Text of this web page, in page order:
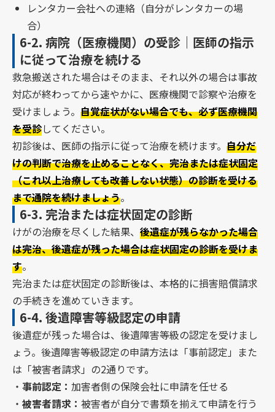
レンタカー会社への連絡（自分がレンタカーの場
合）
6-2. 病院（医療機関）の受診｜医師の指示
に従って治療を続ける
救急搬送された場合はそのまま、それ以外の場合は事故
対応が終わってから速やかに、医療機関で診察や治療を
受けましょう。自覚症状がない場合でも、必ず医療機関
を受診してください。
初診後は、医師の指示に従って治療を続けます。自分だ
けの判断で治療を止めることなく、完治または症状固定
（これ以上治療しても改善しない状態）の診断を受ける
まで通院を続けましょう。
6-3. 完治または症状固定の診断
けがの治療を尽くした結果、後遺症が残らなかった場合
は完治、後遺症が残った場合は症状固定の診断を受けま
す。
完治または症状固定の診断後は、本格的に損害賠償請求
の手続きを進めていきます。
6-4. 後遺障害等級認定の申請
後遺症が残った場合は、後遺障害等級の認定を受けまし
ょう。後遺障害等級認定の申請方法は「事前認定」また
は「被害者請求」の2通りです。
・事前認定：加害者側の保険会社に申請を任せる
・被害者請求：被害者が自分で書類を揃えて申請を行う